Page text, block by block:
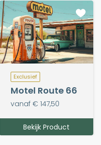
Exclusief
Motel Route 66
vanaf € 147,50
Bekijk Product